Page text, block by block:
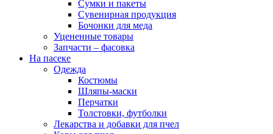
Сумки и пакеты
Сувенирная продукция
Бочонки для меда
Уцененные товары
Запчасти – фасовка
На пасеке
Одежда
Костюмы
Шляпы-маски
Перчатки
Толстовки, футболки
Лекарства и добавки для пчел